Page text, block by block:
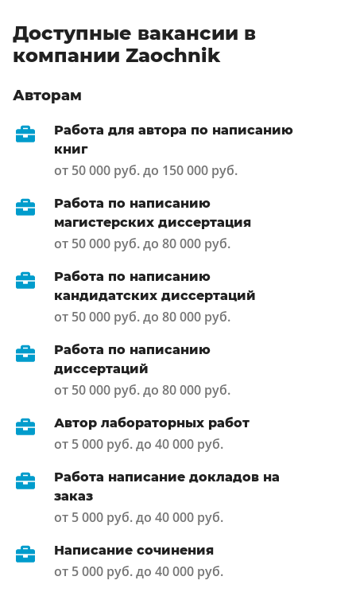
Доступные вакансии в
компании Zaochnik
Авторам
Работа для автора по написанию
книг
от 50 000 руб. до 150 000 руб.
Работа по написанию
магистерских диссертация
от 50 000 руб. до 80 000 руб.
Работа по написанию
кандидатских диссертаций
от 50 000 руб. до 80 000 руб.
Работа по написанию
диссертаций
от 50 000 руб. до 80 000 руб.
Автор лабораторных работ
от 5 000 руб. до 40 000 руб.
Работа написание докладов на
заказ
от 5 000 руб. до 40 000 руб.
Написание сочинения
от 5 000 руб. до 40 000 руб.